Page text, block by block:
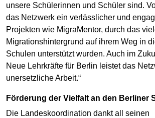
unsere Schülerinnen und Schüler sind.
das Netzwerk ein verlässlicher und
Projekten wie MigraMentor, durch das
Migrationshintergrund auf ihrem Weg in
Schulen unterstützt wurden. Auch im
Neue Lehrkräfte für Berlin leistet das
unersetzliche Arbeit.“
Förderung der Vielfalt an den Berliner
Die Landeskoordination dankt all seinen